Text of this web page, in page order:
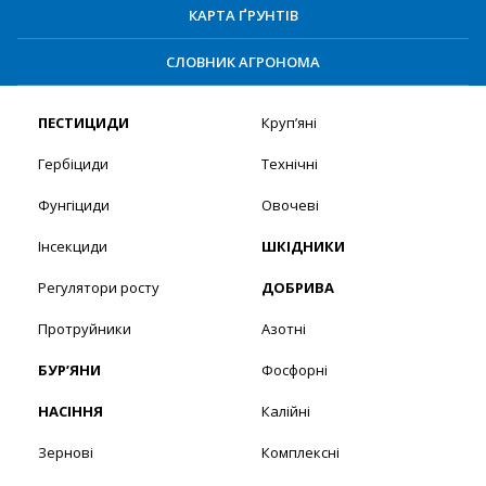
КАРТА ҐРУНТІВ
СЛОВНИК АГРОНОМА
ПЕСТИЦИДИ
Гербіциди
Фунгіциди
Інсекциди
Регулятори росту
Протруйники
БУР’ЯНИ
НАСІННЯ
Зернові
Круп’яні
Технічні
Овочеві
ШКІДНИКИ
ДОБРИВА
Азотні
Фосфорні
Калійні
Комплексні